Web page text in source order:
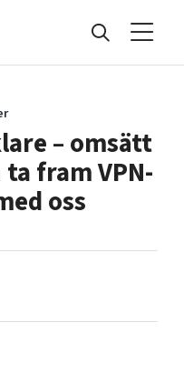
ones
– omsätt
fram VPN-
oss